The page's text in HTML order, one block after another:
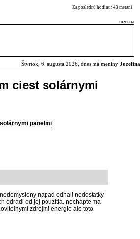
Za poslednú hodinu: 43 meraní
inzercia
Štvrtok, 6. augusta 2026, dnes má meniny Jozefína
ciest solárnymi
panelmi
napad odhali nedostatky
odradi od jej pouzitia. nechapte ma
zdrojmi energie ale toto